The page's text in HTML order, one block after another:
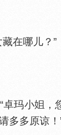
藏在哪儿？”
玛小
多多原谅！